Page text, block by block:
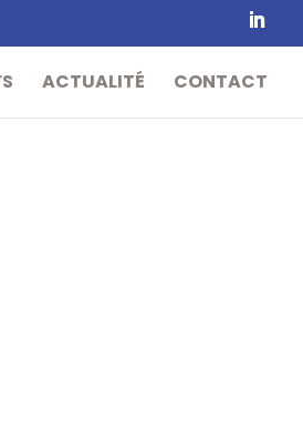
ACTUALITÉ CONTACT